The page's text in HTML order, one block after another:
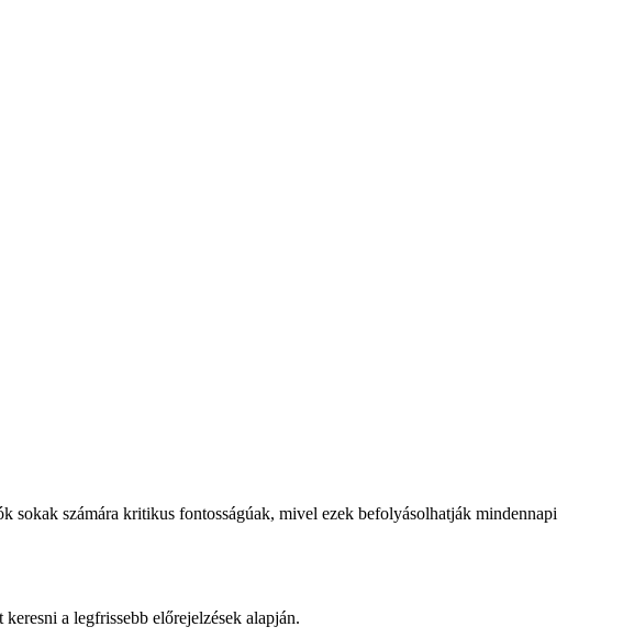
sokak számára kritikus fontosságúak, mivel ezek befolyásolhatják mindennapi
a legfrissebb előrejelzések alapján.